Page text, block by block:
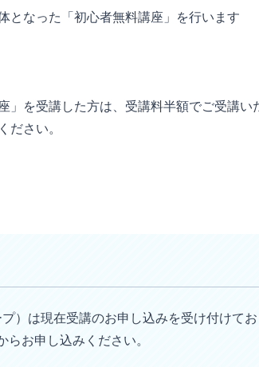
となった「初心者無料講座」を行います
」を受講した方は、受講料半額でご受講い
ださい。
）は現在受講のお申し込みを受け付けてお
お申し込みください。